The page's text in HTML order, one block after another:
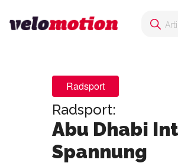
Radsport
Radsport:
Abu Dhabi
Spannung